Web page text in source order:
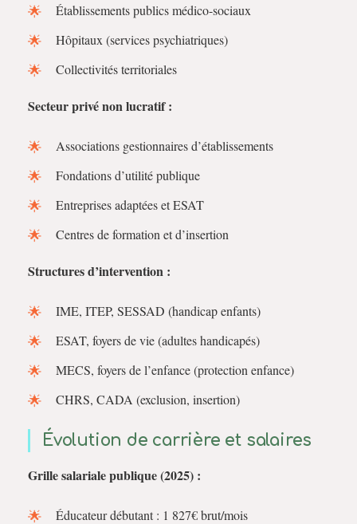
Établissements publics médico-sociaux
Hôpitaux (services psychiatriques)
Collectivités territoriales
Secteur privé non lucratif :
Associations gestionnaires d’établissements
Fondations d’utilité publique
Entreprises adaptées et ESAT
Centres de formation et d’insertion
Structures d’intervention :
IME, ITEP, SESSAD (handicap enfants)
ESAT, foyers de vie (adultes handicapés)
MECS, foyers de l’enfance (protection enfance)
CHRS, CADA (exclusion, insertion)
Évolution de carrière et salaires
Grille salariale publique (2025) :
Éducateur débutant : 1 827€ brut/mois